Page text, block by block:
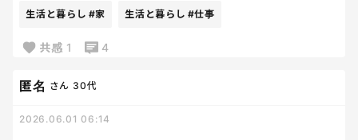
その課題が多い〜！だの
学校行ってる方がましだった〜！だの
文句たらたら😮‍💨
これがストレスなんだよね〜
生活と暮らし #家 生活と暮らし #仕事
共感 1 4
匿名 さん 30代
2026.06.01 06:14